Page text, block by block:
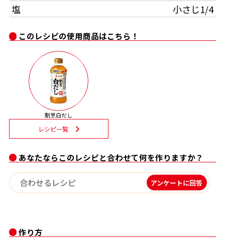
楽チン屋®
割烹白だしレシピ
レシピ特設サイト
割烹白だしレシピ特集
だし巻き卵特集
かつおだしが決め手！簡単茶碗蒸し
このレシピの使用商品はこちら！
割烹白だし
レシピ一覧
あなたならこのレシピと合わせて何を作りますか？
アンケートに回答
作り方
塩
小さじ1/4